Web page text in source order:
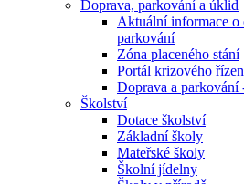
Doprava, parkování a úklid
Aktuální informace o
parkování
Zóna placeného stání
Portál krizového
Doprava a parkování
Školství
Dotace školství
Základní školy
Mateřské školy
Školní jídelny